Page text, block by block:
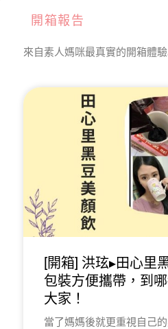
開箱報告
來自素人媽咪最真實的開箱體
[開箱] 洪玹▸田心里
包裝方便攜帶，到
大家！
當了媽媽後就更重視自己